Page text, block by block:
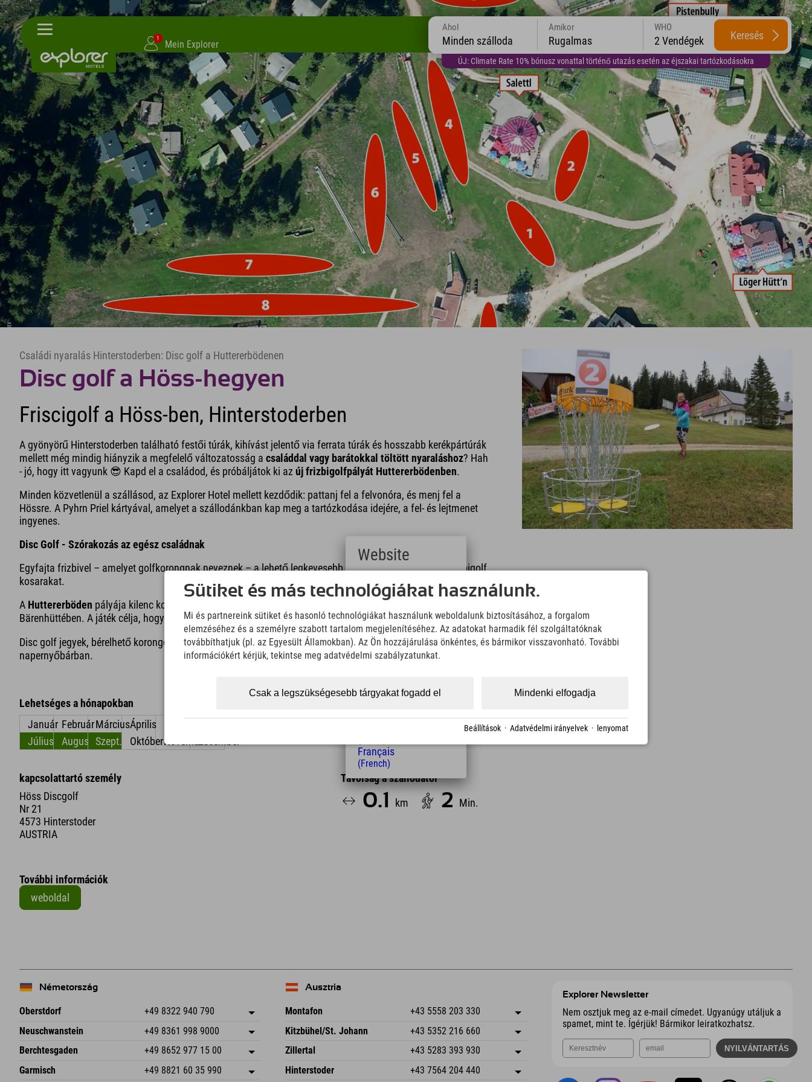
1
Mein Explorer
ÚJ: Climate Rate 10% bónusz vonattal történő utazás esetén az éjszakai tartózkodásokra
Ahol
Minden szálloda
Amikor
Rugalmas
WHO
2 Vendégek Keresés
Családi nyaralás Hinterstoderben: Disc golf a Huttererbödenen
Disc golf a Höss-hegyen
Friscigolf a Höss-ben, Hinterstoderben
A gyönyörű Hinterstoderben található festői túrák, kihívást jelentő via ferrata túrák és hosszabb kerékpártúrák
mellett még mindig hiányzik a megfelelő változatosság a családdal vagy barátokkal töltött nyaraláshoz? Hah
- jó, hogy itt vagyunk 😎 Kapd el a családod, és próbáljátok ki az új frizbigolfpályát Huttererbödenben.
Minden közvetlenül a szállásod, az Explorer Hotel mellett kezdődik: pattanj fel a felvonóra, és menj fel a
Hössre. A Pyhrn Priel kártyával, amelyet a szállodánkban kap meg a tartózkodása idejére, a fel- és lejtmenet
ingyenes.
Disc Golf - Szórakozás az egész családnak
Egyfajta frizbivel – amelyet golfkorongnak neveznek – a lehető legkevesebb dobással kell eltalálni a frizbigolf
kosarakat.
A Huttererböden pályája kilenc kosarat tartalmaz; Kezdőknek egy rövid **bevezetőt** tartanak a
Bärenhüttében. A játék célja, hogy az összes lyukat a lehető legkevesebb dobással teljesítsék.
Disc golf jegyek, bérelhető korongok, rövid bemutatkozás és italok kaphatók a Bärenhütte előtti
napernyőbárban.
Lehetséges a hónapokban
Január FebruárMárciusÁprilis
Július
AugusztusSzept. OktóberNovemberDecember
kapcsolattartó személy
Höss Discgolf
Nr 21
4573 Hinterstoder
AUSTRIA
Távolság a szállodától
0.1 km 2 Min.
További információk
weboldal
Németország
Oberstdorf +49 8322 940 790
An der Breitach 3
Németország
Cím mentése
Könyv
Neuschwanstein +49 8361 998 9000
An der Riese 45
87484 Nesselwang im Allgäu
Németország
Cím mentése
Könyv
Berchtesgaden +49 8652 977 15 00
Hofreitstr. 7
Cím mentése
Garmisch +49 8821 60 35 990
Ausztria
Montafon +43 5558 203 330
Dorfstr. 127b
6793 Gaschurn/Montafon
Ausztria
Cím mentése
Könyv
Kitzbühel/St. Johann +43 5352 216 660
Speckbacherstraße 87
Ausztria
Cím mentése
Könyv
Zillertal +43 5283 393 930
Schmiedau 2
Cím mentése
Hinterstoder +43 7564 204 440
Explorer Newsletter
Nem osztjuk meg az e-mail címedet. Ugyanúgy utáljuk a
spamet, mint te. Ígérjük! Bármikor leiratkozhatsz.
Sütiket és más technológiákat használunk.
Mi és partnereink sütiket és hasonló technológiákat használunk weboldalunk biztosításához, a forgalom
elemzéséhez és a személyre szabott tartalom megjelenítéséhez. Az adatokat harmadik fél szolgáltatóknak
továbbíthatjuk (pl. az Egyesült Államokban). Az Ön hozzájárulása önkéntes, és bármikor visszavonható. További
információkért kérjük, tekintse meg adatvédelmi szabályzatunkat.
Mindenki elfogadja
Csak a legszükségesebb tárgyakat fogadd el
Beállítások · Adatvédelmi irányelvek · lenyomat
Website
Deutsch
(German)
(English)
Italiano
(Italian)
Čeština
(Polish)
(Hungarian)
Français
(French)